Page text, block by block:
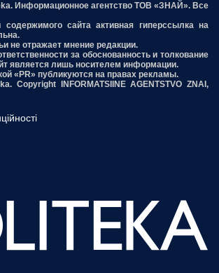
Информационное агентство ТОВ «ЗНАЙ». Все
содержимого сайта активная гиперссылка на
не отражает мнение редакции.
за обоснованность и толкование
является лишь носителем информации.
«PR» публикуются на правах рекламы.
Copyright INFORMATSIINE AGENTSTVO ZNAI,